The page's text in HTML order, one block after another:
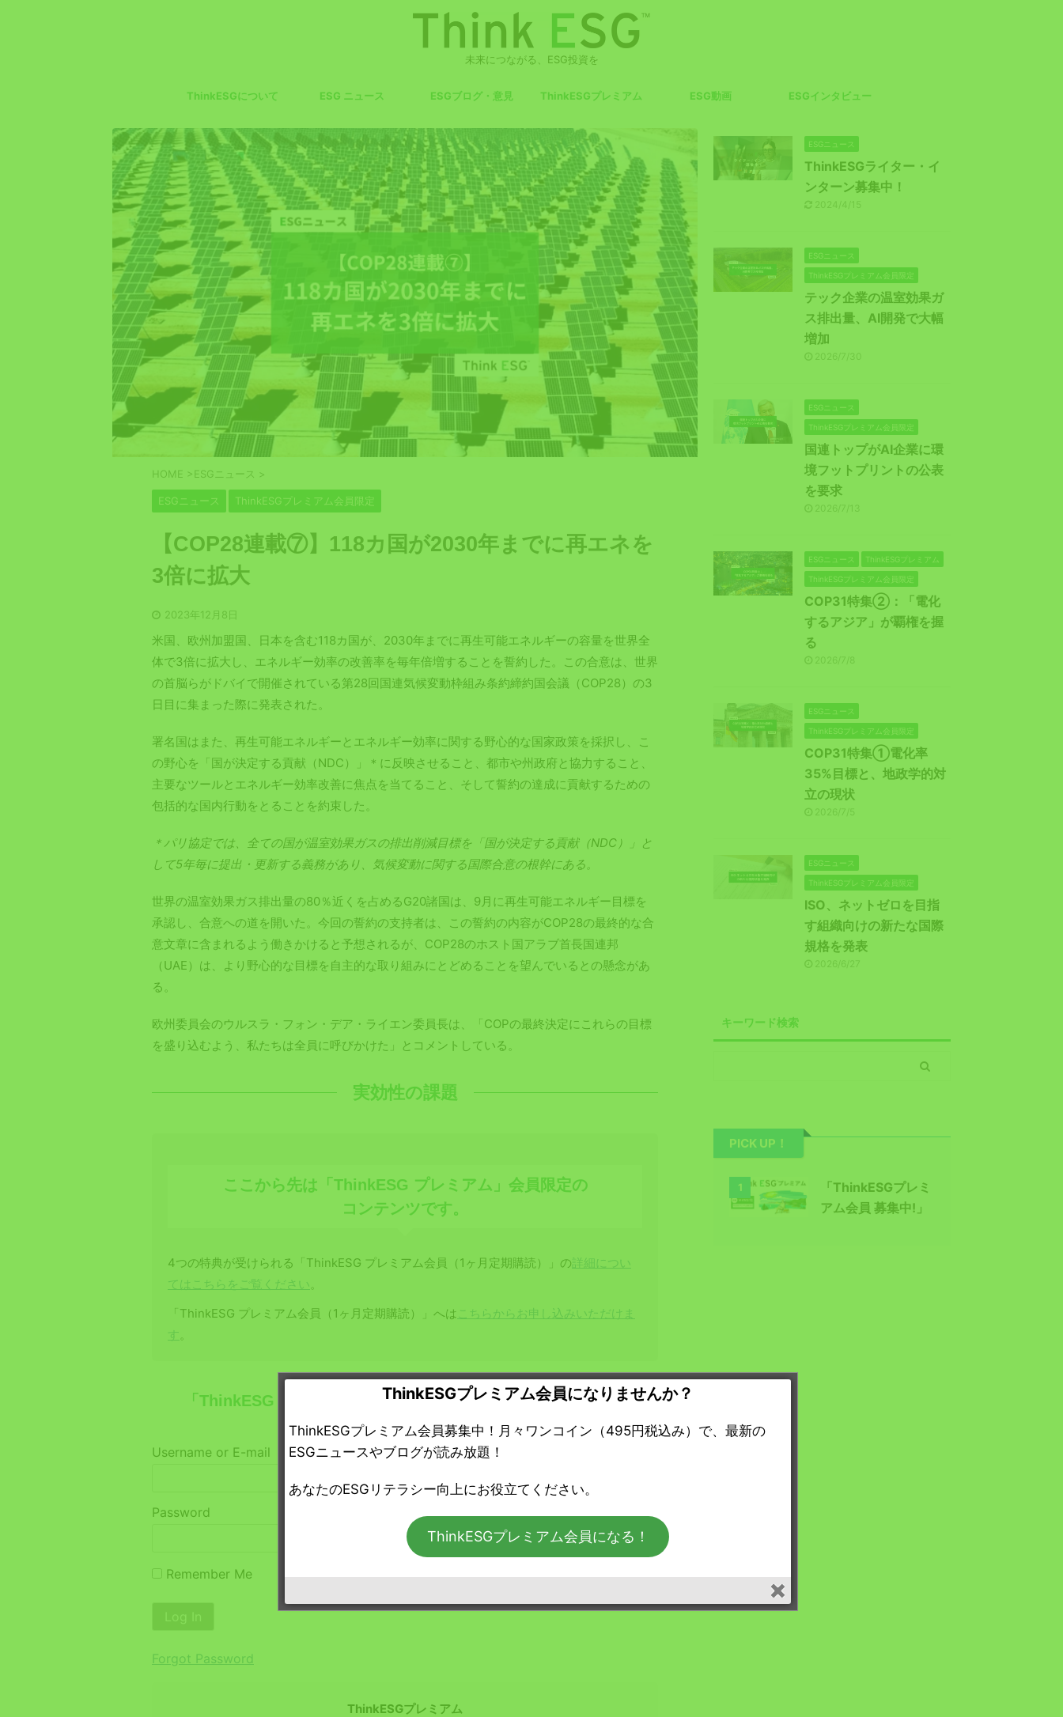
未来につながる、ESG投資を
ThinkESGについて ESG ニュース ESGブログ・意見 ThinkESGプレミアム ESG動画 ESGインタビュー
HOME >ESGニュース >
ESGニュース ThinkESGプレミアム会員限定
【COP28連載⑦】118カ国が2030年までに再エネを
3倍に拡大
2023年12月8日
米国、欧州加盟国、日本を含む118カ国が、2030年までに再生可能エネルギーの容量を世界全
体で3倍に拡大し、エネルギー効率の改善率を毎年倍増することを誓約した。この合意は、世界
の首脳らがドバイで開催されている第28回国連気候変動枠組み条約締約国会議（COP28）の3
日目に集まった際に発表された。
署名国はまた、再生可能エネルギーとエネルギー効率に関する野心的な国家政策を採択し、こ
の野心を「国が決定する貢献（NDC）」＊に反映させること、都市や州政府と協力すること、
主要なツールとエネルギー効率改善に焦点を当てること、そして誓約の達成に貢献するための
包括的な国内行動をとることを約束した。
＊パリ協定では、全ての国が温室効果ガスの排出削減目標を「国が決定する貢献（NDC）」と
して5年毎に提出・更新する義務があり、気候変動に関する国際合意の根幹にある。
世界の温室効果ガス排出量の80％近くを占めるG20諸国は、9月に再生可能エネルギー目標を
承認し、合意への道を開いた。今回の誓約の支持者は、この誓約の内容がCOP28の最終的な合
意文章に含まれるよう働きかけると予想されるが、COP28のホスト国アラブ首長国連邦
（UAE）は、より野心的な目標を自主的な取り組みにとどめることを望んでいるとの懸念があ
る。
欧州委員会のウルスラ・フォン・デア・ライエン委員長は、「COPの最終決定にこれらの目標
を盛り込むよう、私たちは全員に呼びかけた」とコメントしている。
実効性の課題
ここから先は「ThinkESG プレミアム」会員限定の
コンテンツです。
4つの特典が受けられる「ThinkESG プレミアム会員（1ヶ月定期購読）」の詳細につい
てはこちらをご覧ください
「ThinkESG プレミアム会員（1ヶ月定期購読）」へは こちらからお申し込みいただけま
す
「ThinkESG プレミアム」会員の方はログインしてください。
Username or E-mail
Password
Remember Me
Forgot Password
ThinkESGプレミアム
ESGニュース
ThinkESGライター・イ
ンターン募集中！
ESGニュース
ThinkESGプレミアム会員限定
テック企業の温室効果ガ
ス排出量、AI開発で大幅
増加
2026/7/30
ESGニュース
ThinkESGプレミアム会員限定
国連トップがAI企業に環
境フットプリントの公表
を要求
2026/7/13
ESGニュース ThinkESGプレミアム
ThinkESGプレミアム会員限定
COP31特集②：「電化
するアジア」が覇権を握
る
2026/7/8
ESGニュース
ThinkESGプレミアム会員限定
COP31特集①電化率
35%目標と、地政学的対
立の現状
2026/7/5
ESGニュース
ThinkESGプレミアム会員限定
ISO、ネットゼロを目指
す組織向けの新たな国際
規格を発表
2026/6/27
キーワード検索
PICK UP！
1
「ThinkESGプレミ
アム会員 募集中!」
ThinkESGプレミアム会員になりませんか？
ThinkESGプレミアム会員募集中！月々ワンコイン（495円税込み）で、最新の
ESGニュースやブログが読み放題！
あなたのESGリテラシー向上にお役立てください。
ThinkESGプレミアム会員になる！